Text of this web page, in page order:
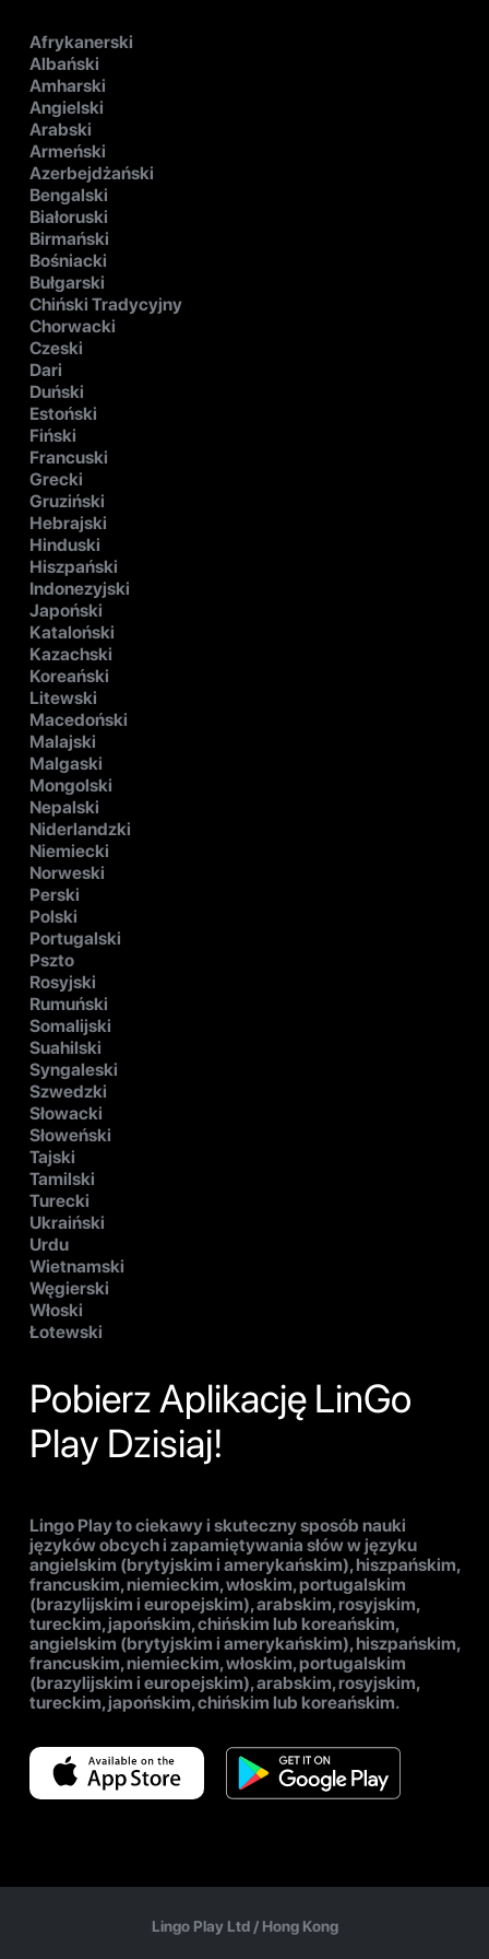
Afrykanerski
Albański
Amharski
Angielski
Arabski
Armeński
Azerbejdżański
Bengalski
Białoruski
Birmański
Bośniacki
Bułgarski
Chiński Tradycyjny
Chorwacki
Czeski
Dari
Duński
Estoński
Fiński
Francuski
Grecki
Gruziński
Hebrajski
Hinduski
Hiszpański
Indonezyjski
Japoński
Kataloński
Kazachski
Koreański
Litewski
Macedoński
Malajski
Malgaski
Mongolski
Nepalski
Niderlandzki
Niemiecki
Norweski
Perski
Polski
Portugalski
Pszto
Rosyjski
Rumuński
Somalijski
Suahilski
Syngaleski
Szwedzki
Słowacki
Słoweński
Tajski
Tamilski
Turecki
Ukraiński
Urdu
Wietnamski
Węgierski
Włoski
Łotewski
Pobierz Aplikację LinGo
Play Dzisiaj!
Lingo Play to ciekawy i skuteczny sposób nauki
języków obcych i zapamiętywania słów w języku
angielskim (brytyjskim i amerykańskim), hiszpańskim,
francuskim, niemieckim, włoskim, portugalskim
(brazylijskim i europejskim), arabskim, rosyjskim,
tureckim, japońskim, chińskim lub koreańskim,
angielskim (brytyjskim i amerykańskim), hiszpańskim,
francuskim, niemieckim, włoskim, portugalskim
(brazylijskim i europejskim), arabskim, rosyjskim,
tureckim, japońskim, chińskim lub koreańskim.
Lingo Play Ltd / Hong Kong